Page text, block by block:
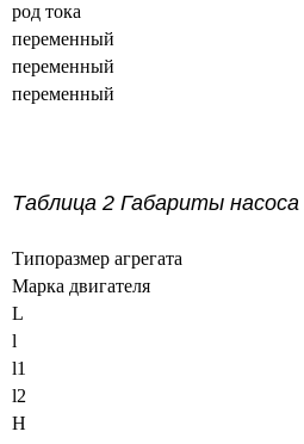
род тока
переменный
переменный
переменный
Таблица 2 Габариты насоса
Типоразмер aгpeгата
Марка двигателя
L
l
l1
l2
H